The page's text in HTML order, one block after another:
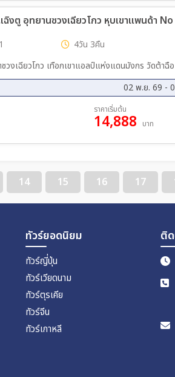
มี.ค. 70
10 มี.ค. 70 - 14 มี.ค. 70
มี.ค. 70
24 มี.ค. 70 - 28 มี.ค. 70
4วัน 3คืน
วงเฉียวโกว เทือกเขาแอลป์แห่งแดนมังกร วัดต้าฉื
02 พ.ย. 69 -
05 พ.ย. 69 - 08 พ.ย. 69
พ.ย. 69
08 พ.ย. 69 - 11 พ.ย. 69
พ.ย. 69
20 พ.ย. 69 - 23 พ.ย. 69
พ.ย. 69
23 พ.ย. 69 - 26 พ.ย. 69
ธ.ค. 69
02 ธ.ค. 69 - 05 ธ.ค. 69
ธ.ค. 69
ธ.ค. 69
ธ.ค. 69
ธ.ค. 69
ธ.ค. 69
ราคาเริ่มต้น
14,888 บาท
14 15 16 17
ทัวร์ยอดนิยม
ทัวร์ญี่ปุ่น
ทัวร์เวียดนาม
ทัวร์ตุรเคีย
ทัวร์จีน
ทัวร์เกาหลี
ติ